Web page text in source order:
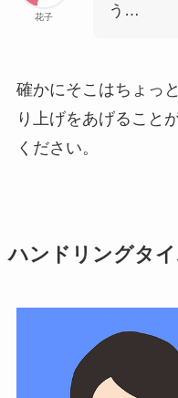
花子
う…
確かにそこはちょっ
り上げをあげること
ください。
ハンドリングタ